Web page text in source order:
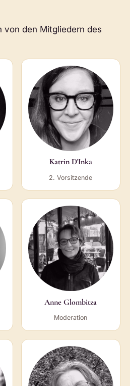
von den Mitgliedern des
Katrin D'Inka
2. Vorsitzende
Anne Glombitza
Moderation